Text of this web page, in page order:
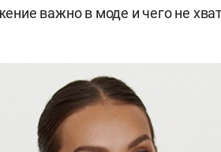
важно в моде и чего не